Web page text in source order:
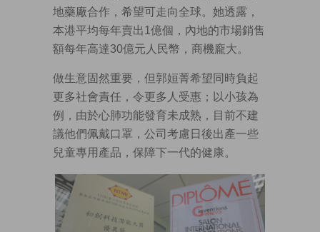
地藥廠合作，希望可走向全球。她透露，
本港平均每年賣出1億個，內地的市場銷售
額每年高達30億元人民幣，商機龐大。
做生意固然重要，但郭姮菁希望同時負起
更多社會責任，令更多人受惠；以小孩為
例，由於心肺功能發育未成熟，目前不建
議他們佩戴口罩，公司考慮日後出產一些
兒童專用產品，保障下一代的健康。